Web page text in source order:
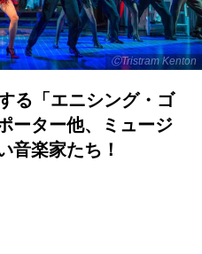
ⒸTristram Kenton
る「エニシング・ゴ
ーター他、ミュージ
音楽家たち！